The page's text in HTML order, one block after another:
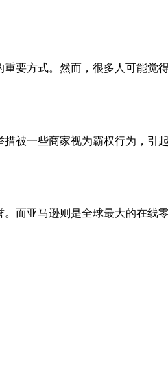
要方式。然而，很多人可能觉
被一些商家视为霸权行为，引
而亚马逊则是全球最大的在线